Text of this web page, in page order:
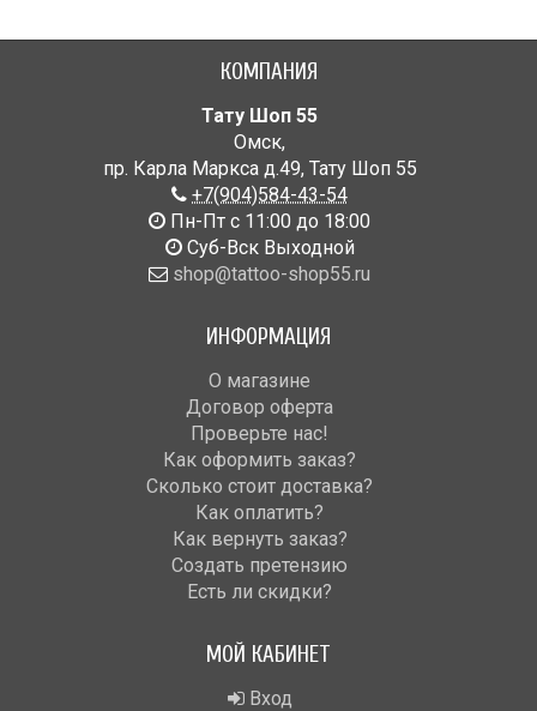
КОМПАНИЯ
Тату Шоп 55
Омск,
пр. Карла Маркса д.49, Тату Шоп 55
+7(904)584-43-54
Пн-Пт с 11:00 до 18:00
Cуб-Вск Выходной
shop@tattoo-shop55.ru
ИНФОРМАЦИЯ
О магазине
Договор оферта
Проверьте нас!
Как оформить заказ?
Сколько стоит доставка?
Как оплатить?
Как вернуть заказ?
Создать претензию
Есть ли скидки?
МОЙ КАБИНЕТ
Вход